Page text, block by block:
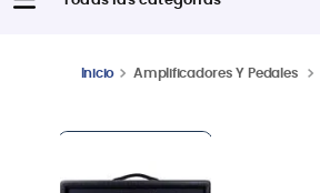
Amplificadores Y Pedales